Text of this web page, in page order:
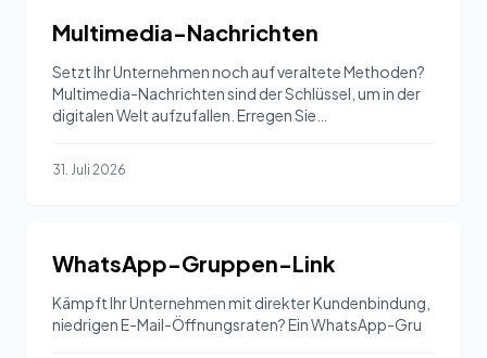
Multimedia-Nachrichten
Setzt Ihr Unternehmen noch auf veraltete Methoden?
Multimedia-Nachrichten sind der Schlüssel, um in der
digitalen Welt aufzufallen. Erregen Sie…
31. Juli 2026
WhatsApp-Gruppen-Link
Kämpft Ihr Unternehmen mit direkter Kundenbindung,
niedrigen E-Mail-Öffnungsraten? Ein WhatsApp-Gru